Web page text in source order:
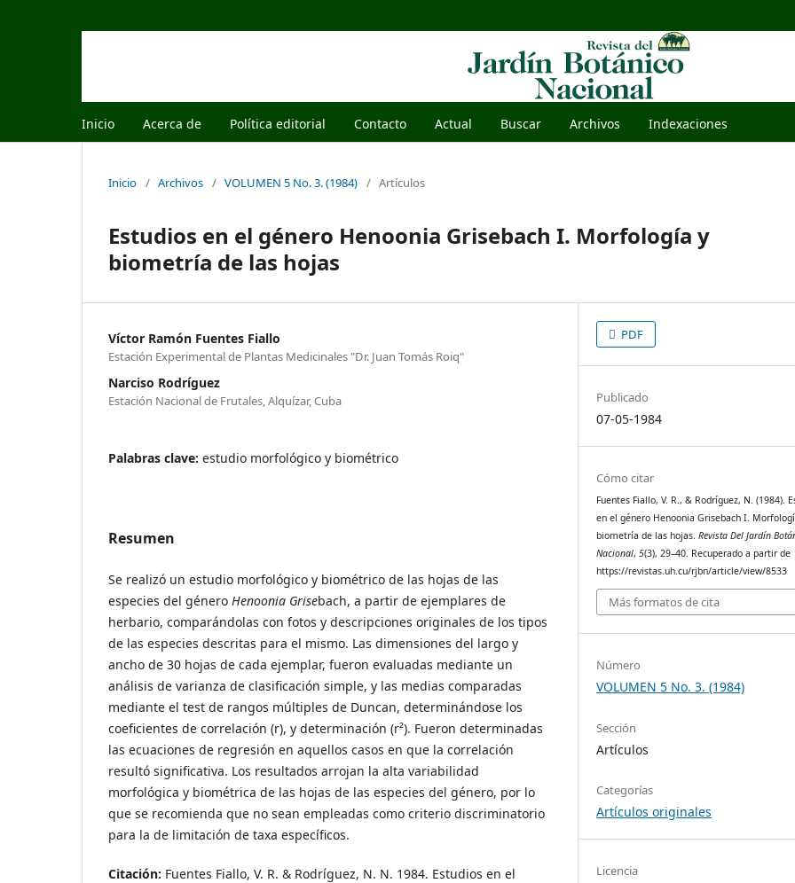
Inicio Acerca de Política editorial Contacto Actual Buscar Archivos Indexaciones
Inicio / Archivos / VOLUMEN 5 No. 3. (1984) / Artículos
Estudios en el género Henoonia Grisebach I. Morfología y
biometría de las hojas
Víctor Ramón Fuentes Fiallo
Estación Experimental de Plantas Medicinales "Dr. Juan Tomás Roiq"
Narciso Rodríguez
Estación Nacional de Frutales, Alquízar, Cuba
Palabras clave: estudio morfológico y biométrico
Resumen
Se realizó un estudio morfológico y biométrico de las hojas de las
especies del género Henoonia Grisebach, a partir de ejemplares de
herbario, comparándolas con fotos y descripciones originales de los tipos
de las especies descritas para el mismo. Las dimensiones del largo y
ancho de 30 hojas de cada ejemplar, fueron evaluadas mediante un
análisis de varianza de clasificación simple, y las medias comparadas
mediante el test de rangos múltiples de Duncan, determinándose los
coeficientes de correlación (r), y determinación (r²). Fueron determinadas
las ecuaciones de regresión en aquellos casos en que la correlación
resultó significativa. Los resultados arrojan la alta variabilidad
morfológica y biométrica de las hojas de las especies del género, por lo
que se recomienda que no sean empleadas como criterio discriminatorio
para la de limitación de taxa específicos.
Citación: Fuentes Fiallo, V. R. & Rodríguez, N. N. 1984. Estudios en el
PDF
Publicado
07-05-1984
Cómo citar
Fuentes Fiallo, V. R., & Rodríguez, N. (1984).
en el género Henoonia Grisebach I.
biometría de las hojas.Revista Del Jardín
Nacional,5(3), 29–40. Recuperado a partir de
https://revistas.uh.cu/rjbn/article/view/8533
Más formatos de cita
Número
VOLUMEN 5 No. 3. (1984)
Sección
Artículos
Categorías
Artículos originales
Licencia